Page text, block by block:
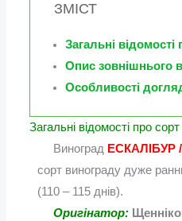
ЗМІСТ
Загальні відомості
Опис зовнішнього
Особливості
Загальні відомості про сорт
Виноград ЕСКАЛІБУР
сорт винограду дуже
(110 – 115 днів).
Оригінатор: